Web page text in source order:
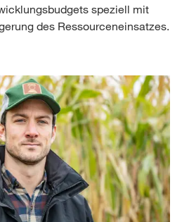
speziell mit
des Ressourceneinsatzes.